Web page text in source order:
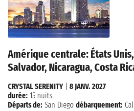
Amérique centrale: États
Salvador, Nicaragua, Costa
CRYSTAL SERENITY
8 JANV. 2027
durée: 15 nuits
Départs de: San Diego débarquement: